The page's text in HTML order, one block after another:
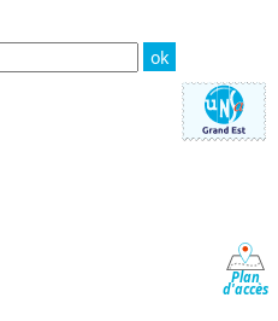
Plan
d'accès